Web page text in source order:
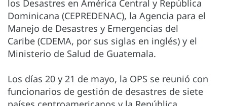
los Desastres en América Central y República
Dominicana (CEPREDENAC), la Agencia para el
Manejo de Desastres y Emergencias del
Caribe (CDEMA, por sus siglas en inglés) y el
Ministerio de Salud de Guatemala.
Los días 20 y 21 de mayo, la OPS se reunió con
funcionarios de gestión de desastres de siete